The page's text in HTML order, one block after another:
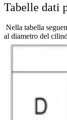
Tabelle dati
Nella tabella
al diametro del